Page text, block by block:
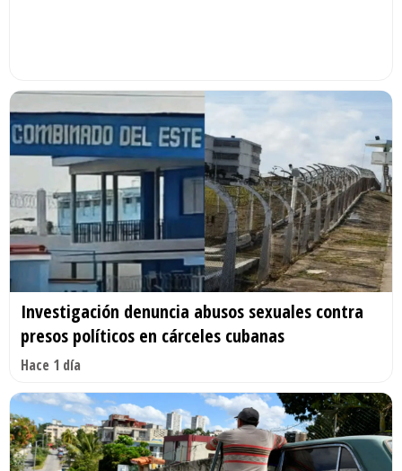
Investigación denuncia abusos sexuales contra
presos políticos en cárceles cubanas
Hace 1 día